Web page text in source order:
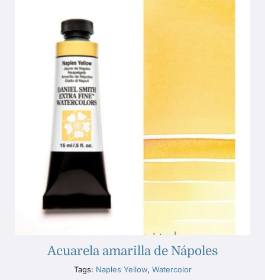
Acuarela amarilla de Nápoles
Tags: Naples Yellow, Watercolor